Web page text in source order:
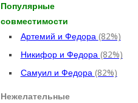
Популярные
совместимости
Артемий и Федора (82%)
Никифор и Федора (82%)
Самуил и Федора (82%)
Нежелательные